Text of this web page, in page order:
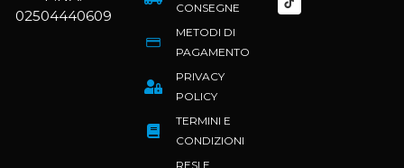
02504440609
CONSEGNE
METODI DI
PAGAMENTO
PRIVACY
POLICY
TERMINI E
CONDIZIONI
RESI E